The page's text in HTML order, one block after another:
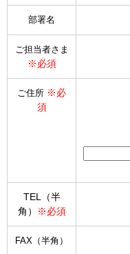
部署名
ご担当者さま
※必須
ご住所 ※必
須
TEL（半
角）
※必須
FAX（半角）